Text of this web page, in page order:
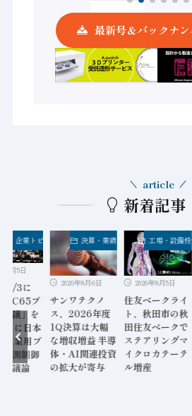
最新号＆バックナ
新着記事
article
・企業トピックス
8月5日
7/3に
TC65プ
議」を
りに日本
工業用プ
計測制御
議論
決算・業績
2026年8月6日
サンワテクノ
ス、2026年度
1Q決算は大幅
な増収増益 半導
体・AI関連投資
の拡大が寄与
工場・設備投資
2026年8月5日
住友ベークライ
ト、秋田市の秋
田住友ベークで
ステアリングマ
イクロカテーテ
ル増産